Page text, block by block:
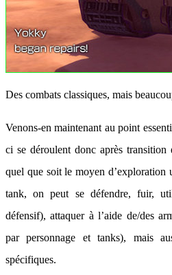
Des combats classiques, mais
Venons-en maintenant au point
ci se déroulent donc après
quel que soit le moyen d’exploration
tank, on peut se défendre, fuir,
défensif), attaquer à l’aide de/des
par personnage et tanks), mais
spécifiques.